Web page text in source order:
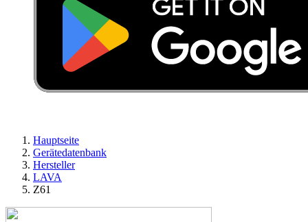
Hauptseite
Gerätedatenbank
Hersteller
LAVA
Z61